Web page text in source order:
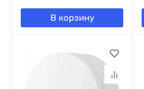
В корзину